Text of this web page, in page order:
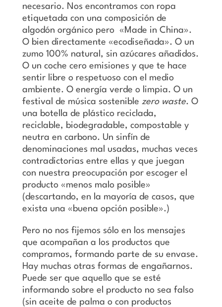
necesario. Nos encontramos con ropa
etiquetada con una composición de
algodón orgánico pero «Made in China».
O bien directamente «ecodiseñada». O un
zumo 100% natural, sin azúcares añadidos.
O un coche cero emisiones y que te hace
sentir libre o respetuoso con el medio
ambiente. O energía verde o limpia. O un
festival de música sostenible zero waste. O
una botella de plástico reciclada,
reciclable, biodegradable, compostable y
neutra en carbono. Un sinfín de
denominaciones mal usadas, muchas veces
contradictorias entre ellas y que juegan
con nuestra preocupación por escoger el
producto «menos malo posible»
(descartando, en la mayoría de casos, que
exista una «buena opción posible».)
Pero no nos fijemos sólo en los mensajes
que acompañan a los productos que
compramos, formando parte de su envase.
Hay muchas otras formas de engañarnos.
Puede ser que aquello que se esté
informando sobre el producto no sea falso
(sin aceite de palma o con productos